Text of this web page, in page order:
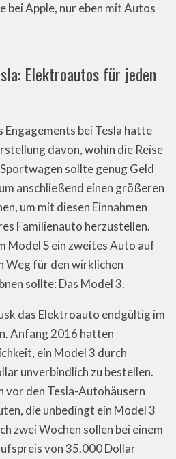
bei Apple, nur eben mit Autos
Elektroautos für jeden
Engagements bei Tesla hatte
davon, wohin die Reise
sollte genug Geld
anschließend einen größeren
um mit diesen Einnahmen
Familienauto herzustellen.
Model S ein zweites Auto auf
Weg für den wirklichen
sollte: Das Model 3.
das Elektroauto endgültig im
Anfang 2016 hatten
ein Model 3 durch
unverbindlich zu bestellen.
vor den Tesla-Autohäusern
die unbedingt ein Model 3
zwei Wochen sollen bei einem
von 35.000 Dollar